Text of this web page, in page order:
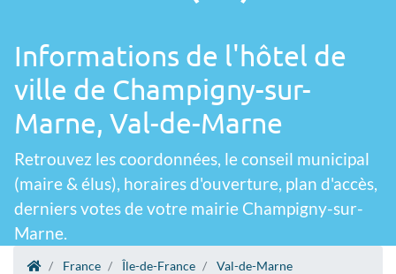
Informations de l'hôtel de
ville de Champigny-sur-
Marne, Val-de-Marne
Retrouvez les coordonnées, le conseil municipal
(maire & élus), horaires d'ouverture, plan d'accès,
derniers votes de votre mairie Champigny-sur-
Marne.
France Île-de-France
Val-de-Marne